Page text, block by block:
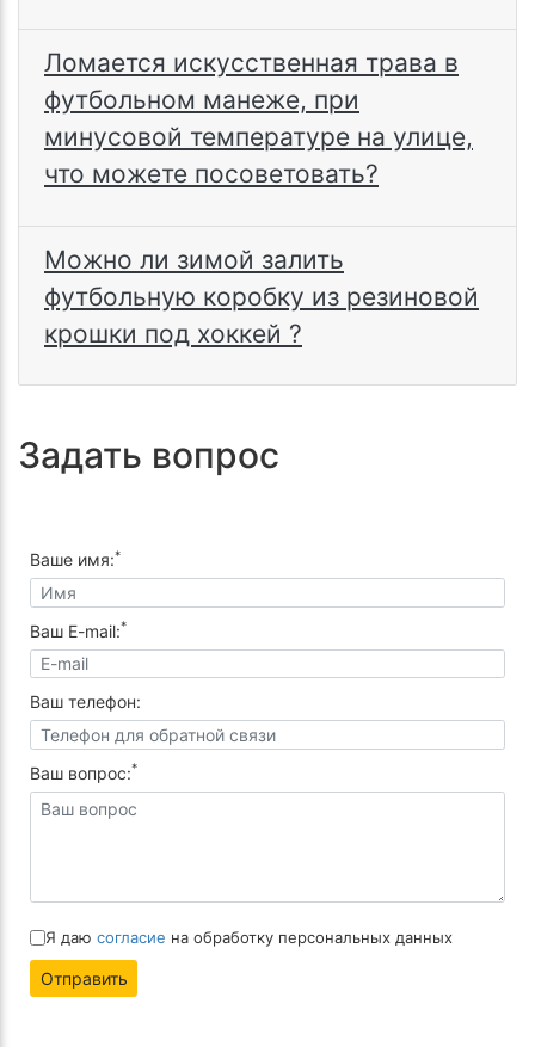
Ломается искусственная трава в
футбольном манеже, при
минусовой температуре на улице,
что можете посоветовать?
Можно ли зимой залить
футбольную коробку из резиновой
крошки под хоккей ?
Задать вопрос
Ваше имя:*
Ваш E-mail:*
Ваш телефон:
Ваш вопрос:*
Я даю согласие на обработку персональных данных
Отправить